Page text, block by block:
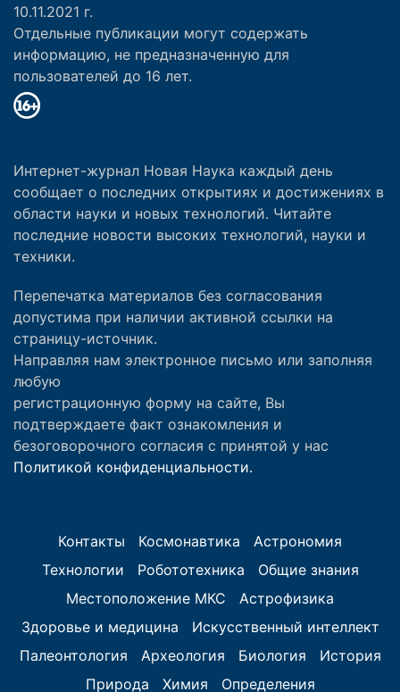
10.11.2021 г.
Отдельные публикации могут содержать
информацию, не предназначенную для
пользователей до 16 лет.
Интернет-журнал Новая Наука каждый день
сообщает о последних открытиях и достижениях в
области науки и новых технологий. Читайте
последние новости высоких технологий, науки и
техники.
Перепечатка материалов без согласования
допустима при наличии активной ссылки на
страницу-источник.
Направляя нам электронное письмо или заполняя
любую
регистрационную форму на сайте, Вы
подтверждаете факт ознакомления и
безоговорочного согласия с принятой у нас
Политикой конфиденциальности.
Контакты Космонавтика
Астрономия
Технологии
Робототехника
Общие знания
Местоположение МКС
Астрофизика
Здоровье и медицина
Искусственный интеллект
Палеонтология
Археология Биология
История
Природа
Химия Определения